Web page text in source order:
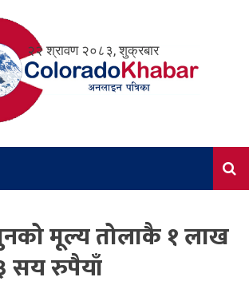
२२ श्रावण २०८३, शुक्रबार
मूल्य तोलाकै १ लाख
सय रुपैयाँ